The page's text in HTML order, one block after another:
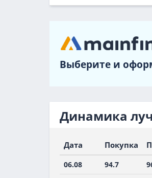
Выберите и
Динамика
Дата Покупка
06.08 94.7